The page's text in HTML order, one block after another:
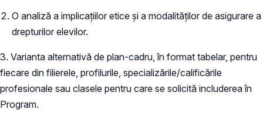
O analiză a implicațiilor etice și a modalităților de asigurare a
drepturilor elevilor.
3. Varianta alternativă de plan-cadru, în format tabelar, pentru
fiecare din filierele, profilurile, specializările/calificările
profesionale sau clasele pentru care se solicită includerea în
Program.